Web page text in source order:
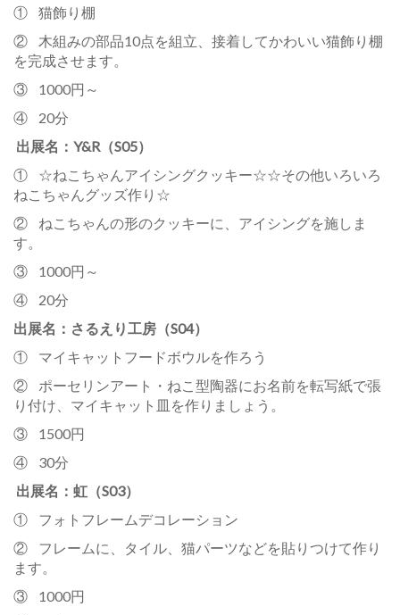
① 猫飾り棚
② 木組みの部品10点を組立、接着してかわいい猫飾り棚
を完成させます。
③ 1000円～
④ 20分
出展名：Y&R（S05）
① ☆ねこちゃんアイシングクッキー☆☆その他いろいろ
ねこちゃんグッズ作り☆
② ねこちゃんの形のクッキーに、アイシングを施しま
す。
③ 1000円～
④ 20分
出展名：さるえり工房（S04）
① マイキャットフードボウルを作ろう
② ポーセリンアート・ねこ型陶器にお名前を転写紙で張
り付け、マイキャット皿を作りましょう。
③ 1500円
④ 30分
出展名：虹（S03）
① フォトフレームデコレーション
② フレームに、タイル、猫パーツなどを貼りつけて作り
ます。
③ 1000円